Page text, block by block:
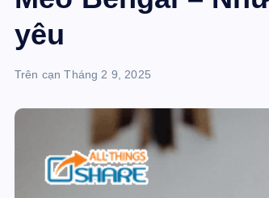
yêu
Trên cạn Tháng 2 9, 2025